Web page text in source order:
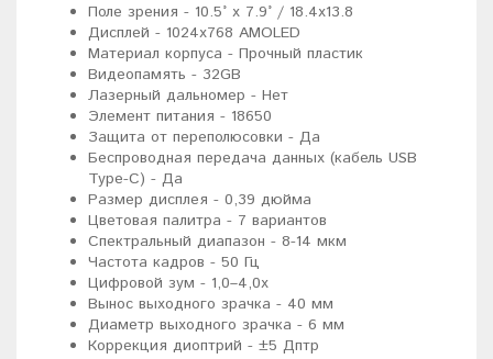
Поле зрения - 10.5° x 7.9° / 18.4x13.8
Дисплей - 1024x768 AMOLED
Материал корпуса - Прочный пластик
Видеопамять - 32GB
Лазерный дальномер - Нет
Элемент питания - 18650
Защита от переполюсовки - Да
Беспроводная передача данных (кабель USB
Type-C) - Да
Размер дисплея - 0,39 дюйма
Цветовая палитра - 7 вариантов
Спектральный диапазон - 8-14 мкм
Частота кадров - 50 Гц
Цифровой зум - 1,0–4,0х
Вынос выходного зрачка - 40 мм
Диаметр выходного зрачка - 6 мм
Коррекция диоптрий - ±5 Дптр